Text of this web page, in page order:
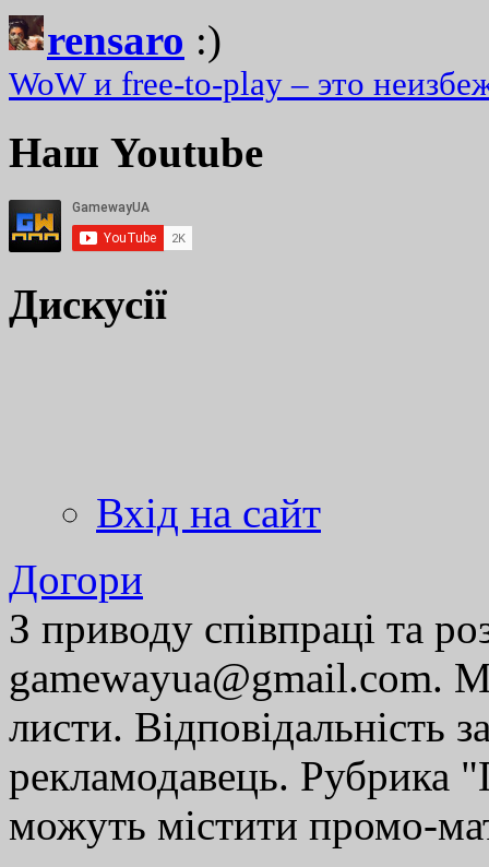
rensaro :)
WoW и free-to-play – это
Наш Youtube
Дискусії
Вхід на сайт
Догори
З приводу співпраці та
gamewayua@gmail.com.
листи. Відповідальність
рекламодавець. Рубрика
можуть містити промо-